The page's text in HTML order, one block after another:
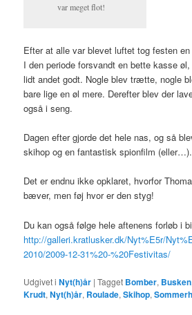
var meget flot!
Efter at alle var blevet luftet tog festen
I den periode forsvandt en bette kasse
lidt andet godt. Nogle blev trætte, nogle
bare lige en øl mere. Derefter blev der
også i seng.
Dagen efter gjorde det hele nas, og så
skihop og en fantastisk spionfilm (eller…).
Det er endnu ikke opklaret, hvorfor
bæver, men føj hvor er den styg!
Du kan også følge hele aftenens forløb i
http://galleri.kratlusker.dk/Nyt%E5r/
2010/2009-12-31%20-%20Festivitas/
Udgivet i Nyt(h)år |Tagget Bomber, Busken
Krudt,Nyt(h)år, Roulade,Skihop,